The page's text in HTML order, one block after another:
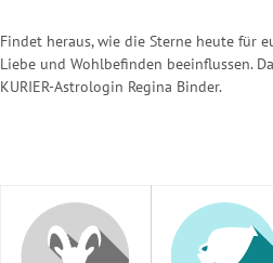
Findet heraus, wie die Sterne heute für
Liebe und Wohlbefinden beeinflussen.
KURIER-Astrologin Regina Binder.